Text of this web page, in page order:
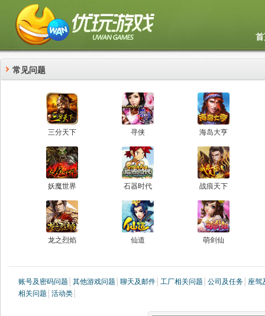
常见问题
三分天下 寻侠 海岛大亨
妖魔世界 石器时代 战痕天下
龙之烈焰 仙道 萌剑仙
账号及密码问题 其他游戏问题 聊天及邮件 工厂相关问题 公司及任务
座驾
相关问题
活动类